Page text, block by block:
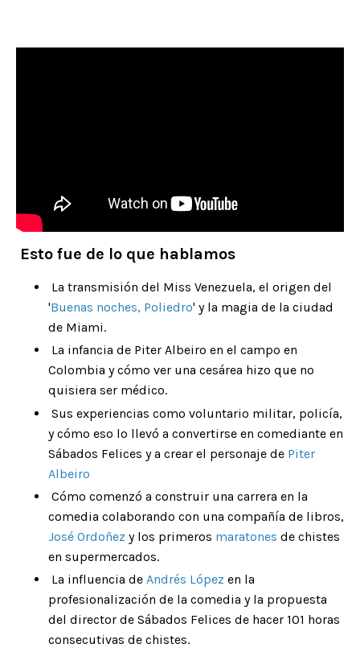
Esto fue de lo que hablamos
La transmisión del Miss Venezuela, el origen del
'Buenas noches, Poliedro' y la magia de la ciudad
de Miami.
La infancia de Piter Albeiro en el campo en
Colombia y cómo ver una cesárea hizo que no
quisiera ser médico.
Sus experiencias como voluntario militar, policía,
y cómo eso lo llevó a convertirse en comediante en
Sábados Felices y a crear el personaje de Piter
Albeiro
Cómo comenzó a construir una carrera en la
comedia colaborando con una compañía de libros,
José Ordoñez y los primeros maratones de chistes
en supermercados.
La influencia de Andrés López en la
profesionalización de la comedia y la propuesta
del director de Sábados Felices de hacer 101 horas
consecutivas de chistes.